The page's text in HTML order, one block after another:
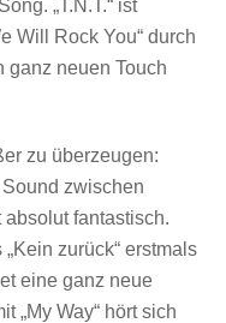
„T.N.T.“ ist
Will Rock You“ durch
ganz neuen Touch
zu überzeugen:
Sound zwischen
fantastisch.
zurück“ erstmals
eine ganz neue
„My Way“ hört sich